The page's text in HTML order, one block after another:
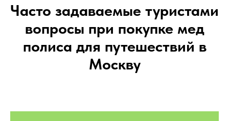
Часто задаваемые туристами
вопросы при покупке мед
полиса для путешествий в
Москву